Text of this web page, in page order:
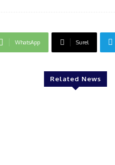
WhatsApp Surel
Related News